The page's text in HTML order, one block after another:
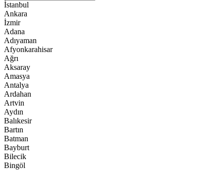
İstanbul
Ankara
İzmir
Adana
Adıyaman
Afyonkarahisar
Ağrı
Aksaray
Amasya
Antalya
Ardahan
Artvin
Aydın
Balıkesir
Bartın
Batman
Bayburt
Bilecik
Bingöl